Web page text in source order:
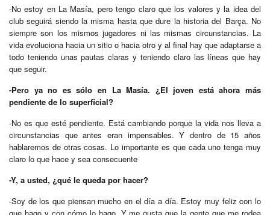
-No estoy en La Masía, pero tengo claro que los valores y la idea del
club seguirá siendo la misma hasta que dure la historia del Barça. No
siempre son los mismos jugadores ni las mismas circunstancias. La
vida evoluciona hacia un sitio o hacia otro y al final hay que adaptarse a
todo teniendo unas pautas claras y teniendo claro las líneas que hay
que seguir.
-Pero ya no es sólo en La Masía. ¿El joven está ahora más
pendiente de lo superficial?
-No es que esté pendiente. Está cambiando porque la vida nos lleva a
circunstancias que antes eran impensables. Y dentro de 15 años
hablaremos de otras cosas. Lo importante es que cada uno tenga muy
claro lo que hace y sea consecuente
-Y, a usted, ¿qué le queda por hacer?
-Soy de los que piensan mucho en el día a día. Estoy muy feliz con lo
que hago y con cómo lo hago. Y me gusta que la gente que me rodea